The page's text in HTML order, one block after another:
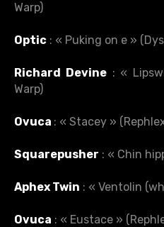
Warp)
Optic : « Puking on e »
Richard Devine: «
Warp)
Ovuca : « Stacey »
Squarepusher : « Chin
Aphex Twin : « Ventolin
Ovuca : « Eustace »